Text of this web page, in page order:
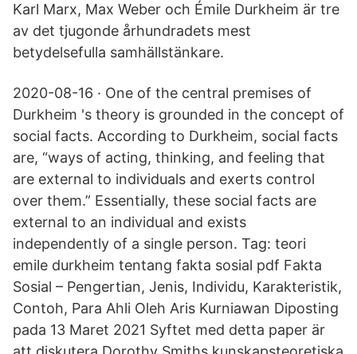
Karl Marx, Max Weber och Émile Durkheim är tre
av det tjugonde århundradets mest
betydelsefulla samhällstänkare.
2020-08-16 · One of the central premises of
Durkheim 's theory is grounded in the concept of
social facts. According to Durkheim, social facts
are, “ways of acting, thinking, and feeling that
are external to individuals and exerts control
over them.” Essentially, these social facts are
external to an individual and exists
independently of a single person. Tag: teori
emile durkheim tentang fakta sosial pdf Fakta
Sosial – Pengertian, Jenis, Individu, Karakteristik,
Contoh, Para Ahli Oleh Aris Kurniawan Diposting
pada 13 Maret 2021 Syftet med detta paper är